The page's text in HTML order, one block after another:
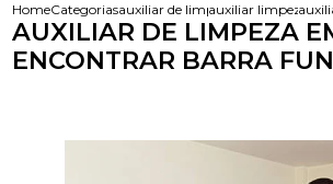
HomeCategoriasauxiliar de limpezaauxiliar limpeza
AUXILIAR DE LIMPEZA
ENCONTRAR BARRA